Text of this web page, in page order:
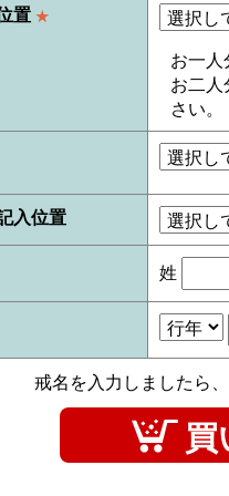
置 ★
お一人
お二人
さい。
入位置
姓
戒名を入力しましたら